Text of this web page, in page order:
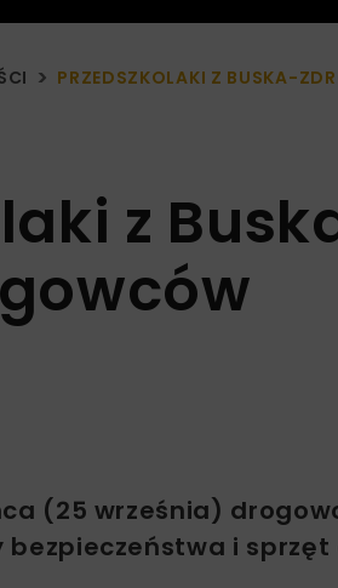
PRZEDSZKOLAKI Z BUSKA-
z
(25 września)
i